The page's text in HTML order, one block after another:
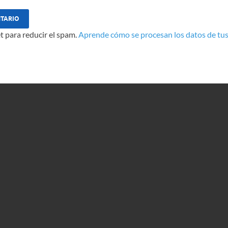
para reducir el spam.Aprende cómo se procesan los datos de